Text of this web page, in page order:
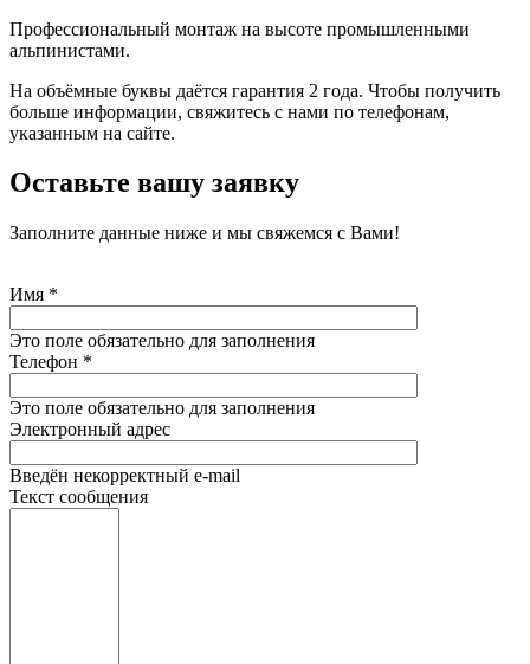
Профессиональный монтаж на высоте промышленными
альпинистами.
На объёмные буквы даётся гарантия 2 года. Чтобы получить
больше информации, свяжитесь с нами по телефонам,
указанным на сайте.
Оставьте вашу заявку
Заполните данные ниже и мы свяжемся с Вами!
Имя *
Это поле обязательно для заполнения
Телефон *
Это поле обязательно для заполнения
Электронный адрес
Введён некорректный e-mail
Текст сообщения